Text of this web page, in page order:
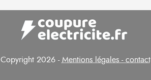
Copyright 2026 -Mentions légales - contact